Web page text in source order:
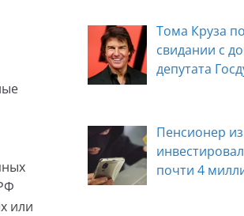
или
Тома Круза
свидании с
депутата
Пенсионер
почти 4